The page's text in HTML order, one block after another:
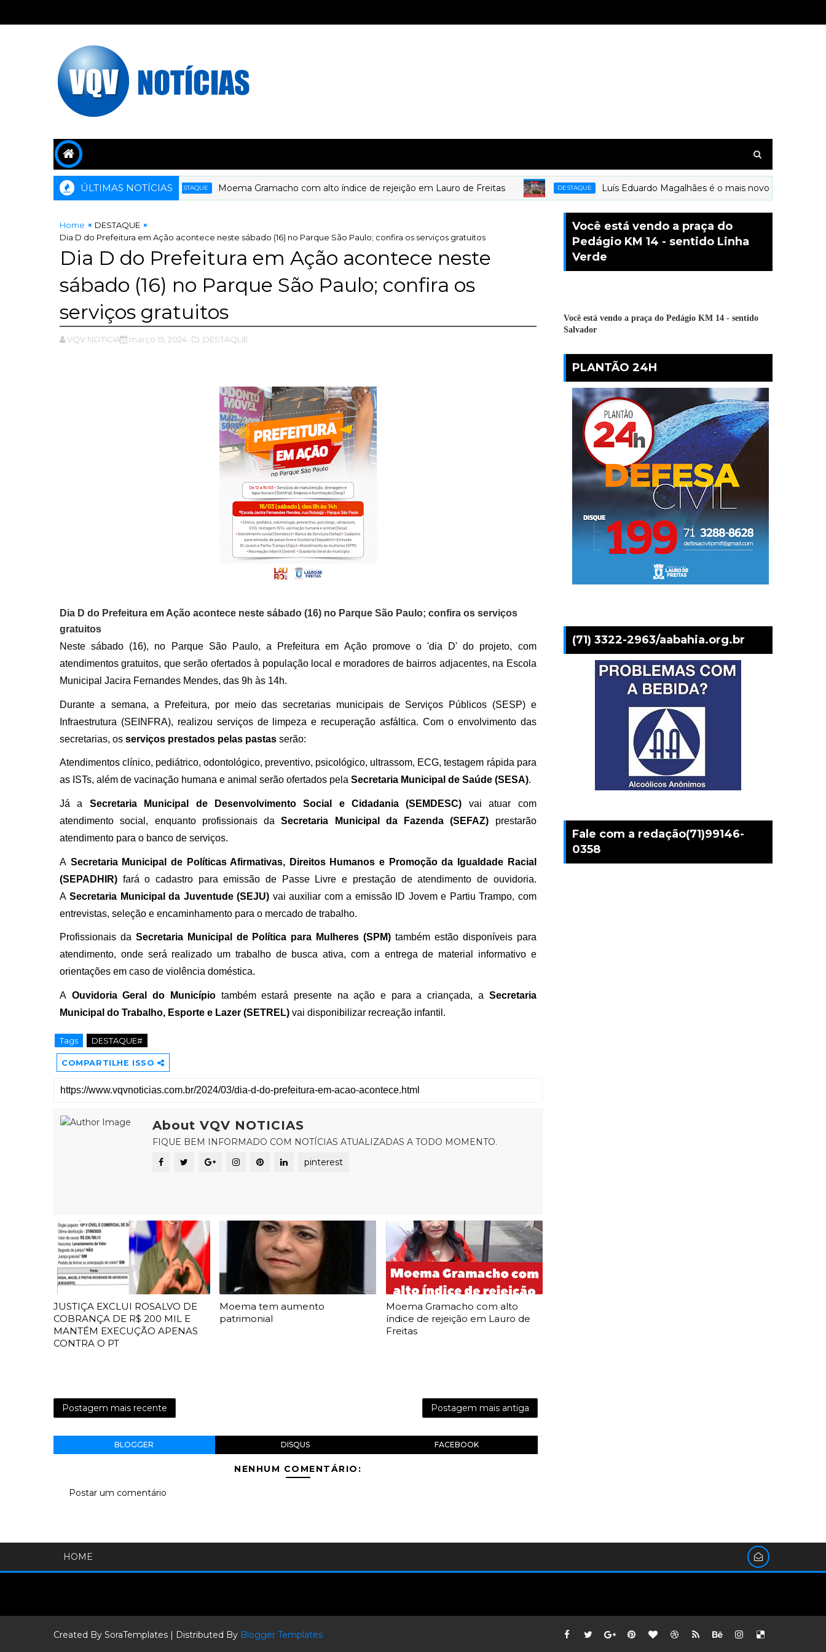
ÚLTIMAS NOTÍCIASDESTAQUE Moema Gramacho com alto índice de rejeição em Lauro de Freitas DESTAQUE Luís Eduardo Magalhães é o mais novo município a
Home
DESTAQUE
Dia D do Prefeitura em Ação acontece neste sábado (16) no Parque São Paulo; confira os serviços gratuitos
Dia D do Prefeitura em Ação acontece neste
sábado (16) no Parque São Paulo; confira os
serviços gratuitos
VQV NOTICIAS março 15, 2024 ,DESTAQUE
Dia D do Prefeitura em Ação acontece neste sábado (16) no Parque São Paulo; confira os serviços
gratuitos
Neste sábado (16), no Parque São Paulo, a Prefeitura em Ação promove o 'dia D' do projeto, com
atendimentos gratuitos, que serão ofertados à população local e moradores de bairros adjacentes, na Escola
Municipal Jacira Fernandes Mendes, das 9h às 14h.
Durante a semana, a Prefeitura, por meio das secretarias municipais de Serviços Públicos (SESP) e
Infraestrutura (SEINFRA), realizou serviços de limpeza e recuperação asfáltica. Com o envolvimento das
secretarias, os serviços prestados pelas pastas serão:
Atendimentos clínico, pediátrico, odontológico, preventivo, psicológico, ultrassom, ECG, testagem rápida para
as ISTs, além de vacinação humana e animal serão ofertados pela Secretaria Municipal de Saúde (SESA).
Já a Secretaria Municipal de Desenvolvimento Social e Cidadania (SEMDESC) vai atuar com
atendimento social, enquanto profissionais daSecretaria Municipal da Fazenda (SEFAZ) prestarão
atendimento para o banco de serviços.
A Secretaria Municipal de Políticas Afirmativas, Direitos Humanos e Promoção da Igualdade Racial
(SEPADHIR) fará o cadastro para emissão de Passe Livre e prestação de atendimento de ouvidoria.
ASecretaria Municipal da Juventude (SEJU) vai auxiliar com a emissão ID Jovem e Partiu Trampo, com
entrevistas, seleção e encaminhamento para o mercado de trabalho.
Profissionais da Secretaria Municipal de Política para Mulheres (SPM) também estão disponíveis para
atendimento, onde será realizado um trabalho de busca ativa, com a entrega de material informativo e
orientações em caso de violência doméstica.
A Ouvidoria Geral do Municípiotambém estará presente na ação e para a criançada, a Secretaria
Municipal do Trabalho, Esporte e Lazer (SETREL) vai disponibilizar recreação infantil.
Tags DESTAQUE#
COMPARTILHE ISSO
About VQV NOTICIAS
FIQUE BEM INFORMADO COM NOTÍCIAS ATUALIZADAS A TODO MOMENTO.
pinterest
JUSTIÇA EXCLUI ROSALVO DE
COBRANÇA DE R$ 200 MIL E
MANTÉM EXECUÇÃO APENAS
CONTRA O PT
Moema tem aumento
patrimonial
Moema Gramacho com alto
índice de rejeição em Lauro de
Freitas
Postagem mais recente Postagem mais antiga
BLOGGER DISQUS FACEBOOK
NENHUM COMENTÁRIO:
Postar um comentário
Você está vendo a praça do
Pedágio KM 14 - sentido Linha
Verde
Você está vendo a praça do Pedágio KM 14 - sentido
Salvador
PLANTÃO 24H
(71) 3322-2963/aabahia.org.br
Fale com a redação(71)99146-
0358
HOME
Created By SoraTemplates | Distributed By Blogger Templates